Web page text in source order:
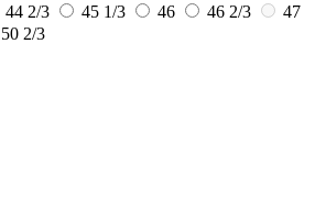
44 2/3 45 1/3 46 46 2/3
47
50 2/3